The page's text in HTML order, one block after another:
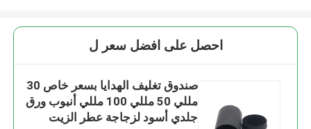
احصل على افضل سعر ل
صندوق تغليف الهدايا بسعر خاص 30
مللي 50 مللي 100 مللي أنبوب ورق
جلدي أسود لزجاجة عطر الزيت